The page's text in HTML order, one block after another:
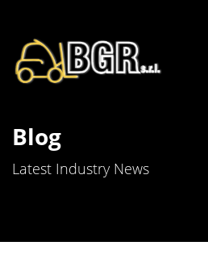
Blog
Latest Industry News